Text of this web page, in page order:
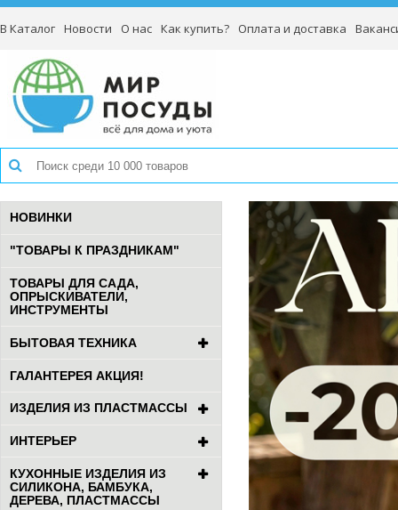
В Каталог Новости О нас Как купить? Оплата и доставка
НОВИНКИ
"ТОВАРЫ К ПРАЗДНИКАМ"
ТОВАРЫ ДЛЯ САДА,
ОПРЫСКИВАТЕЛИ,
ИНСТРУМЕНТЫ
БЫТОВАЯ ТЕХНИКА
ГАЛАНТЕРЕЯ АКЦИЯ!
ИЗДЕЛИЯ ИЗ ПЛАСТМАССЫ
ИНТЕРЬЕР
КУХОННЫЕ ИЗДЕЛИЯ ИЗ
СИЛИКОНА, БАМБУКА,
ДЕРЕВА, ПЛАСТМАССЫ